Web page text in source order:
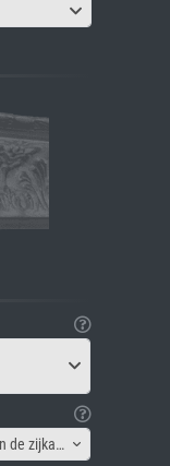
Canvas lijst - Afbeelding gespiegeld aan de zijkant